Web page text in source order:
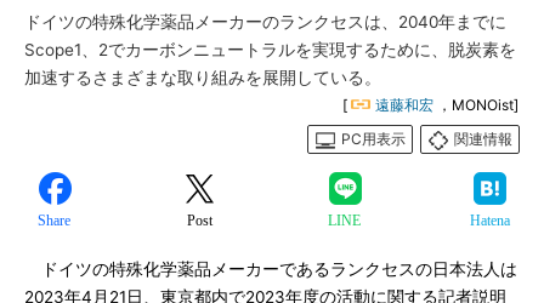
ドイツの特殊化学薬品メーカーのランクセスは、2040年までに
Scope1、2でカーボンニュートラルを実現するために、脱炭素を
加速するさまざまな取り組みを展開している。
[ 遠藤和宏 ，MONOist]
PC用表示
関連情報
Share Post LINE Hatena
ドイツの特殊化学薬品メーカーであるランクセスの日本法人は
2023年4月21日、東京都内で2023年度の活動に関する記者説明